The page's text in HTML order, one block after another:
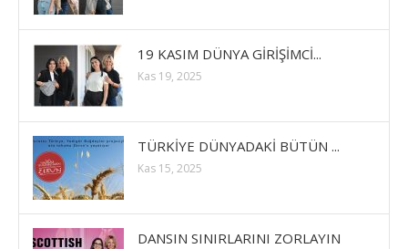
19 KASIM DÜNYA GİRİŞİMCİ...
Kas 19, 2025
TÜRKİYE DÜNYADAKİ BÜTÜN ...
Kas 15, 2025
DANSIN SINIRLARINI ZORLAYIN